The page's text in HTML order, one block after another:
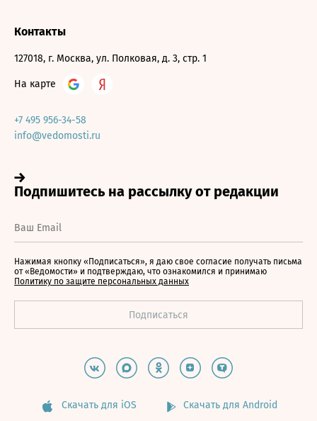
Контакты
127018, г. Москва, ул. Полковая, д. 3, стр. 1
На карте
+7 495 956-34-58
info@vedomosti.ru
Нажимая кнопку «Подписаться», я даю свое согласие получать письма
от «Ведомости» и подтверждаю, что ознакомился и принимаю
Политику по защите персональных данных
Скачать для iOS Скачать для Android